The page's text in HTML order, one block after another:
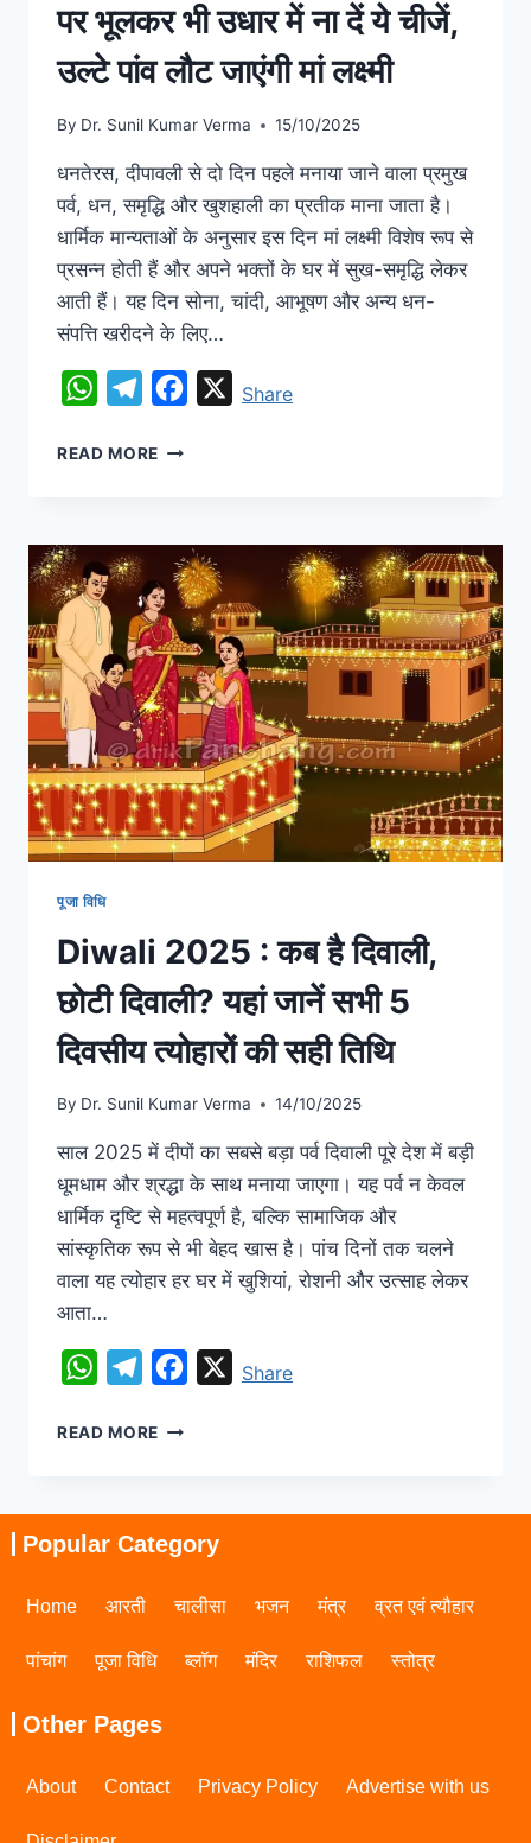
पर भूलकर भी उधार में ना दें ये चीजें,
उल्टे पांव लौट जाएंगी मां लक्ष्मी
By Dr. Sunil Kumar Verma 15/10/2025
धनतेरस, दीपावली से दो दिन पहले मनाया जाने वाला प्रमुख
पर्व, धन, समृद्धि और खुशहाली का प्रतीक माना जाता है।
धार्मिक मान्यताओं के अनुसार इस दिन मां लक्ष्मी विशेष रूप से
प्रसन्न होती हैं और अपने भक्तों के घर में सुख-समृद्धि लेकर
आती हैं। यह दिन सोना, चांदी, आभूषण और अन्य धन-
संपत्ति खरीदने के लिए…
WhatsAppTelegramFacebook
XShare
READ MORE
पूजा विधि
Diwali 2025 : कब है दिवाली,
छोटी दिवाली? यहां जानें सभी 5
दिवसीय त्योहारों की सही तिथि
By Dr. Sunil Kumar Verma 14/10/2025
साल 2025 में दीपों का सबसे बड़ा पर्व दिवाली पूरे देश में बड़ी
धूमधाम और श्रद्धा के साथ मनाया जाएगा। यह पर्व न केवल
धार्मिक दृष्टि से महत्वपूर्ण है, बल्कि सामाजिक और
सांस्कृतिक रूप से भी बेहद खास है। पांच दिनों तक चलने
वाला यह त्योहार हर घर में खुशियां, रोशनी और उत्साह लेकर
आता…
WhatsAppTelegramFacebook
XShare
READ MORE
Popular Category
Home आरती चालीसा भजन मंत्र व्रत एवं त्यौहार
पांचांग पूजा विधि ब्लॉग मंदिर राशिफल स्तोत्र
Other Pages
About Contact Privacy Policy Advertise with us